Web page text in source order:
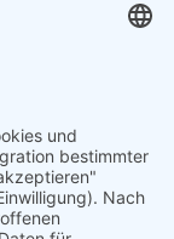
oder
ist falsch